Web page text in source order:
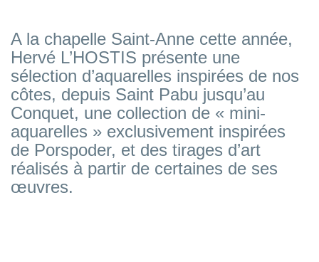
A la chapelle Saint-Anne cette année,
Hervé L’HOSTIS présente une
sélection d’aquarelles inspirées de nos
côtes, depuis Saint Pabu jusqu’au
Conquet, une collection de « mini-
aquarelles » exclusivement inspirées
de Porspoder, et des tirages d’art
réalisés à partir de certaines de ses
œuvres.